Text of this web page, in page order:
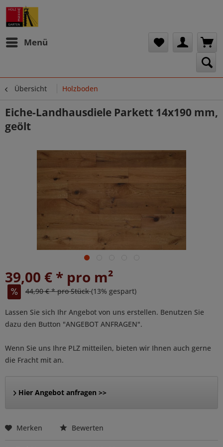
Menü
Übersicht Holzboden
Eiche-Landhausdiele Parkett 14x190 mm,
geölt
39,00 € * pro m²
44,90 € * pro Stück(13% gespart)
Lassen Sie sich Ihr Angebot von uns erstellen. Benutzen Sie
dazu den Button "ANGEBOT ANFRAGEN".
Wenn Sie uns Ihre PLZ mitteilen, bieten wir Ihnen auch gerne
die Fracht mit an.
Hier Angebot anfragen >>
Merken Bewerten